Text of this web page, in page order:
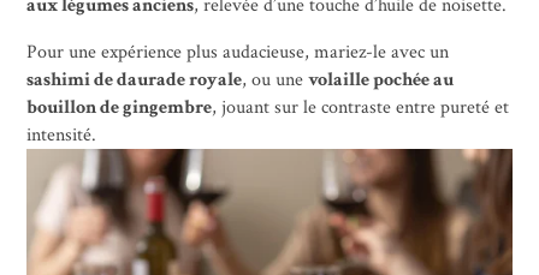
aux légumes anciens, relevée d’une touche d’huile de noisette.
Pour une expérience plus audacieuse, mariez-le avec un
sashimi de daurade royale, ou unevolaille pochée au
bouillon de gingembre, jouant sur le contraste entre pureté et
intensité.